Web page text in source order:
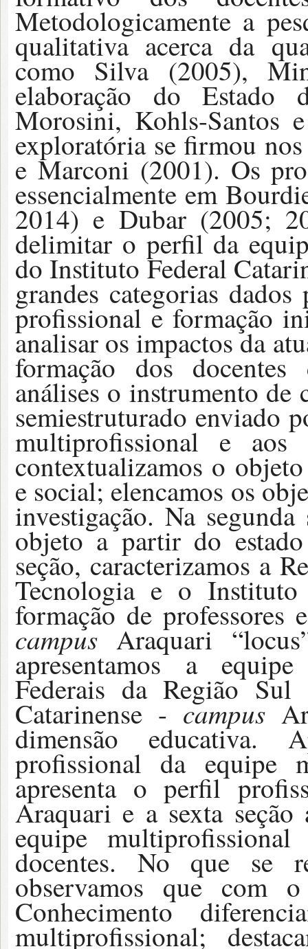
Metodologicamente a
qualitativa acerca da
como Silva (2005),
elaboração do Estado
Morosini, Kohls-Santos
exploratória se firmou
e Marconi (2001). Os
essencialmente em
2014) e Dubar (2005;
delimitar o perfil da
do Instituto Federal
grandes categorias
profissional e formação
analisar os impactos da
formação dos
análises o instrumento
semiestruturado enviado
multiprofissional e aos
contextualizamos o
e social; elencamos os
investigação. Na
objeto a partir do
seção, caracterizamos a
Tecnologia e o Instituto
formação de professores
campus Araquari
apresentamos a
Federais da Região
Catarinense - campus
dimensão educativa.
profissional da equipe
apresenta o perfil
Araquari e a sexta seção
equipe
docentes. No que se
observamos que com
Conhecimento
multiprofissional;